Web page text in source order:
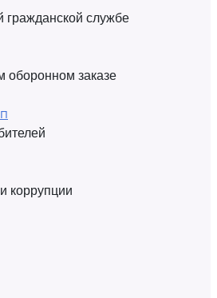
гражданской службе
оборонном заказе
коррупции